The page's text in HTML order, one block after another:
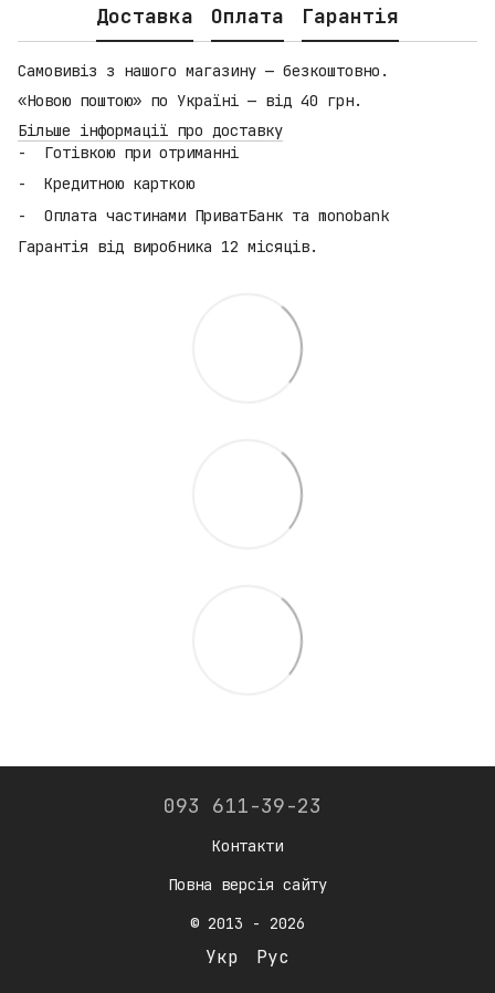
Доставка Оплата Гарантія
Самовивіз з нашого магазину — безкоштовно.
«Новою поштою» по Україні — від 40 грн.
Більше інформації про доставку
Готівкою при отриманні
Кредитною карткою
Оплата частинами ПриватБанк та monobank
Гарантія від виробника 12 місяців.
093 611-39-23
Контакти
Повна версія сайту
© 2013 - 2026
Укр Рус